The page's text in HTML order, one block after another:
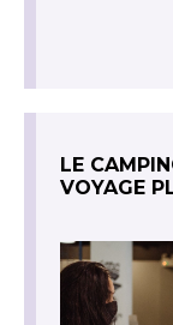
LE
VOYAGE